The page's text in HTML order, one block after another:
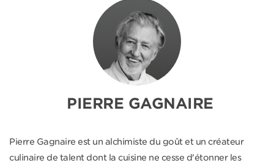
PIERRE GAGNAIRE
Pierre Gagnaire est un alchimiste du goût et un créateur
culinaire de talent dont la cuisine ne cesse d'étonner les